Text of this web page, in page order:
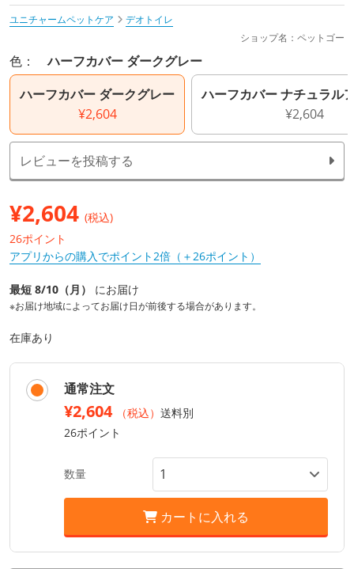
ユニチャームペットケア
デオトイレ
ショップ名：ペットゴー
色：ハーフカバー ダークグレー
ハーフカバー ダークグレー
¥2,604
ハーフカバー ナチュラル
¥2,604
レビューを投稿する
¥2,604 (税込)
26ポイント
アプリからの購入でポイント2倍（＋26ポイント）
最短 8/10（月） にお届け
※お届け地域によってお届け日が前後する場合があります。
在庫あり
通常注文
¥2,604 （税込） 送料別
26ポイント
数量
カートに入れる